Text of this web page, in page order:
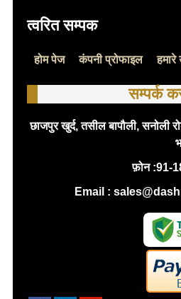
त्वरित सम्पक
होम पेज कंपनी प्रोफाइल हमारे
सम्पर्क
छाजपुर खुर्द, तसील बापौली, सनोली
फ़ोन :91-
Email :